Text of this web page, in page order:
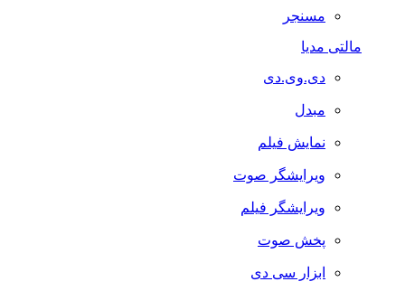
مسنجر
مالتی مدیا
دی.وی.دی
مبدل
نمایش فیلم
ویرایشگر صوت
ویرایشگر فیلم
پخش صوت
ابزار سی دی